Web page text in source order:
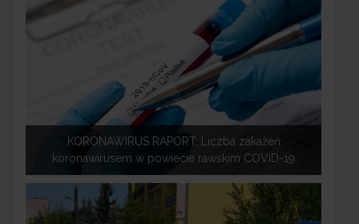
KORONAWIRUS RAPORT: Liczba zakażeń
koronawirusem w powiecie rawskim COVID-19